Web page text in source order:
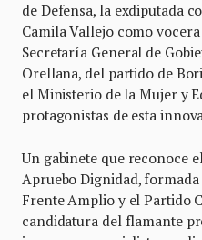
de Defensa, la exdiputada
Camila Vallejo como
Secretaría General de
Orellana, del partido de
el Ministerio de la Mujer y
protagonistas de esta
Un gabinete que reconoce
Apruebo Dignidad,
Frente Amplio y el Partido
candidatura del flamante